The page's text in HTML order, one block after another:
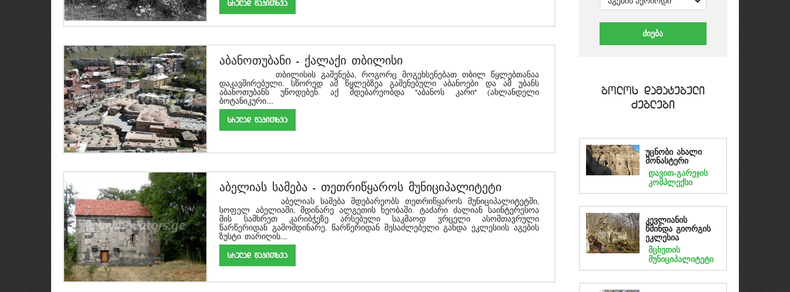
srulad wakiTxva
აბანოთუბანი - ქალაქი თბილისი
თბილისის გაშენება, როგორც მოგეხსენებათ თბილ წყლებთანაა
დაკავშირებული. სწორედ ამ წყლებზეა გაშენებული აბანოები და ამ უბანს
აბანოთუბანს უწოდებენ. აქ მდებარეობდა "აბანოს კარი" (ახლანდელი
ბოტანიკური....
srulad wakiTxva
აბელიას სამება - თეთრიწყაროს მუნიციპალიტეტი
აბელიას სამება მდებარეობს თეთრიწყაროს მუნიციპალიტეტში,
სოფელ აბელიაში, მდინარე ალგეთის ხეობაში. ტაძარი ძალიან საინტერესოა
მის სამხრეთ კარიბჭეზე არსებული საკმაოდ ვრცელი ასომთავრული
წარწერიდან გამომდინარე. წარწერიდან შესაძლებელი გახდა ეკლესიის აგების
ზუსტი თარიღის....
srulad wakiTxva
bolos damatebuli
Zeglebi
უცნობი ახალი
მონასტერი
დავით-გარეჯის
კომპლექსი
კევლიანის
წმინდა გიორგის
ეკლესია
მცხეთის
მუნიციპალიტეტი